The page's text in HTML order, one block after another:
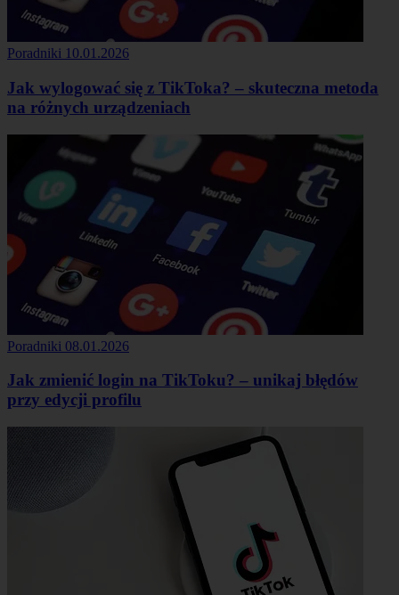
Poradniki 10.01.2026
Jak wylogować się z TikToka? – skuteczna metoda
na różnych urządzeniach
Poradniki 08.01.2026
Jak zmienić login na TikToku? – unikaj błędów
przy edycji profilu